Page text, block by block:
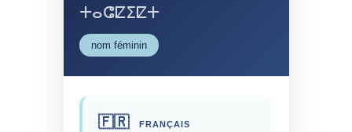
ⵜⴰⵛⵇⵉⵇⵜ
nom féminin
🇫🇷 FRANÇAIS